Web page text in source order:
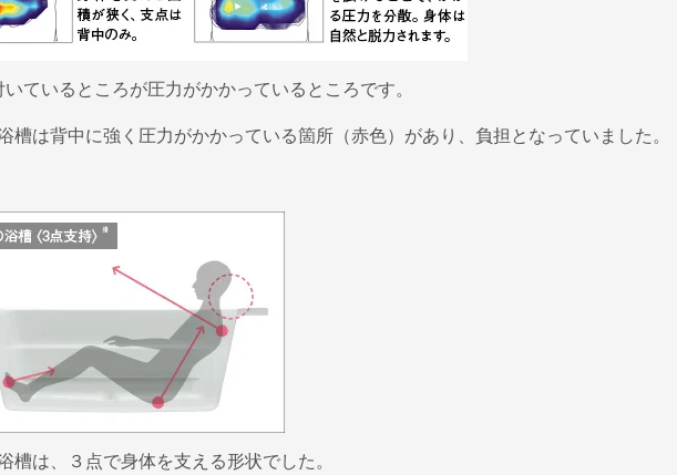
いているところが圧力がかかっているところです。
槽は背中に強く圧力がかかっている箇所（赤色）があり、負担となっていました。
槽は、３点で身体を支える形状でした。